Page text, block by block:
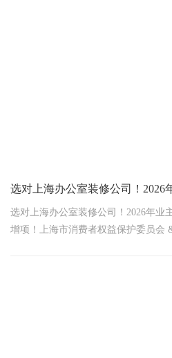
选对上海办公室装修公司！2026年业
增项！上海市消费者权益保护委员会